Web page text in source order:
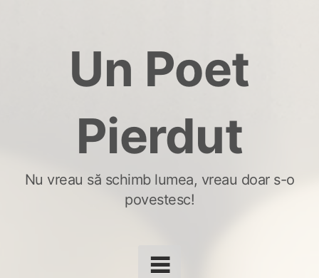
Un Poet
Pierdut
Nu vreau să schimb lumea, vreau doar s-o
povestesc!